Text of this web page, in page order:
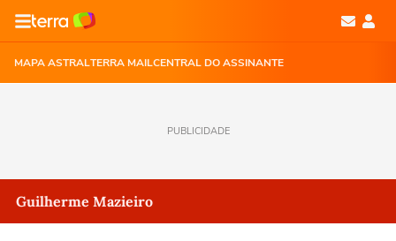
MAPA ASTRALTERRA MAILCENTRAL DO ASSINANTE
PUBLICIDADE
Guilherme Mazieiro